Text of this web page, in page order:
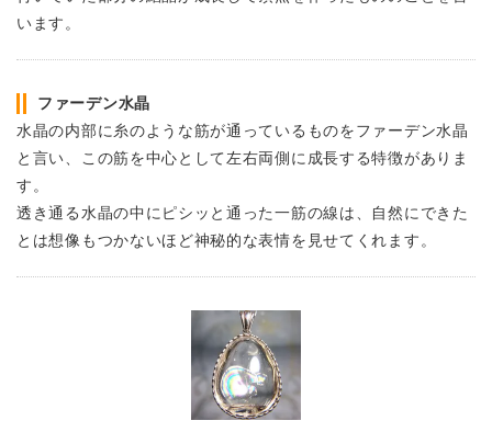
います。
ファーデン水晶
水晶の内部に糸のような筋が通っているものをファーデン水晶
と言い、この筋を中心として左右両側に成長する特徴がありま
す。
透き通る水晶の中にピシッと通った一筋の線は、自然にできた
とは想像もつかないほど神秘的な表情を見せてくれます。